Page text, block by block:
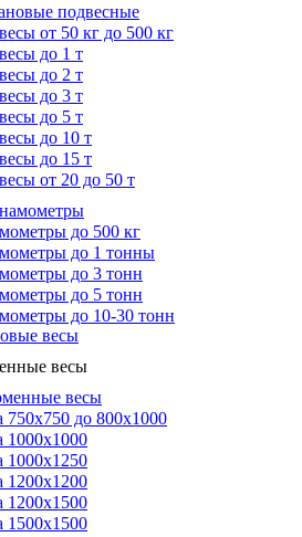
подвесные
от 50 кг до 500 кг
до 1 т
до 2 т
до 3 т
до 5 т
до 10 т
до 15 т
от 20 до 50 т
до 500 кг
до 1 тонны
до 3 тонн
до 5 тонн
до 10-30 тонн
весы
весы
весы
до 800х1000
1000х1000
1000х1250
1200х1200
1200х1500
1500х1500